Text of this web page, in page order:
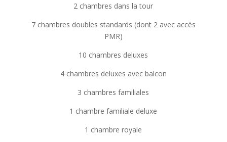
2 chambres dans la tour
7 chambres doubles standards (dont 2 avec accès
PMR)
10 chambres deluxes
4 chambres deluxes avec balcon
3 chambres familiales
1 chambre familiale deluxe
1 chambre royale